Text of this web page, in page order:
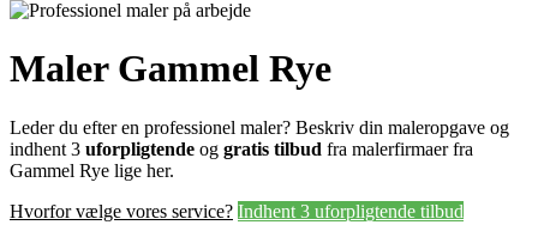
Maler Gammel Rye
Leder du efter en professionel maler? Beskriv din maleropgave og
indhent 3 uforpligtende og gratis tilbud fra malerfirmaer fra
Gammel Rye lige her.
Hvorfor vælge vores service? Indhent 3 uforpligtende tilbud